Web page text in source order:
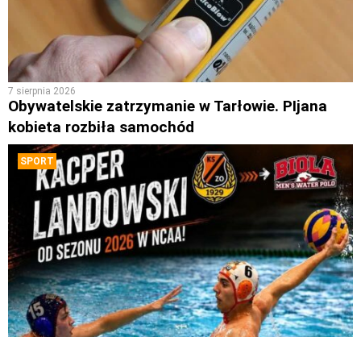
7 sierpnia 2026
Obywatelskie zatrzymanie w Tarłowie. PIjana
kobieta rozbiła samochód
SPORT